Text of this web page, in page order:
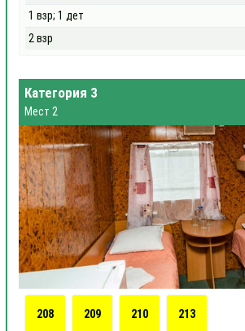
1 взр; 1 дет
2 взр
Категория 3
Мест 2
208 209 210 213